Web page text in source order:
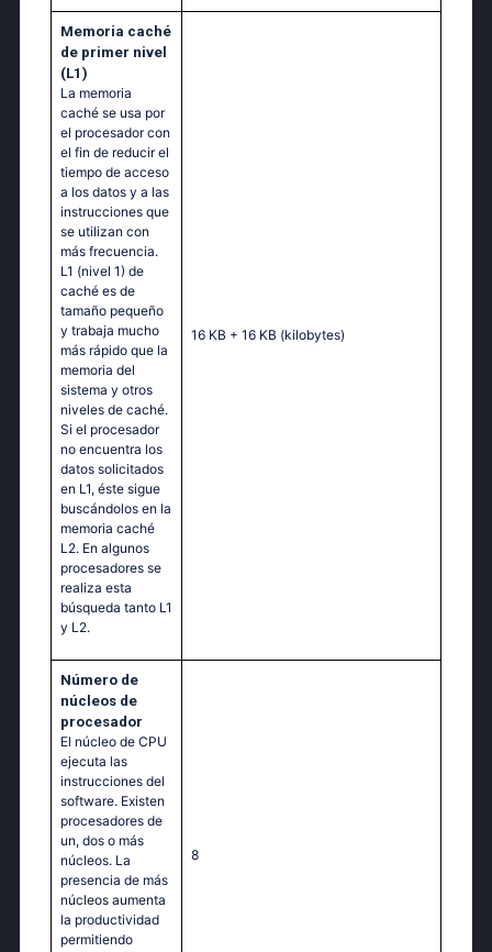
Memoria caché
de primer nivel
(L1)
La memoria
caché se usa por
el procesador con
el fin de reducir el
tiempo de acceso
a los datos y a las
instrucciones que
se utilizan con
más frecuencia.
L1 (nivel 1) de
caché es de
tamaño pequeño
y trabaja mucho
más rápido que la
memoria del
sistema y otros
niveles de caché.
Si el procesador
no encuentra los
datos solicitados
en L1, éste sigue
buscándolos en la
memoria caché
L2. En algunos
procesadores se
realiza esta
búsqueda tanto L1
y L2.
16 KB + 16 KB (kilobytes)
Número de
núcleos de
procesador
El núcleo de CPU
ejecuta las
instrucciones del
software. Existen
procesadores de
un, dos o más
núcleos. La
presencia de más
núcleos aumenta
la productividad
permitiendo
8